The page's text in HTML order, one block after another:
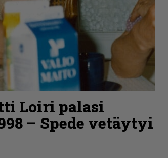
Loiri palasi
– Spede vetäytyi